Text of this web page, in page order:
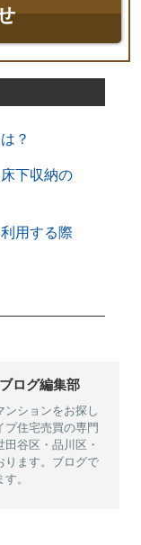
？
下収納の
用する際
ログ編集部
ンションをお探し
プ住宅売買の専門
谷区・品川区・
ります。ブログで
。